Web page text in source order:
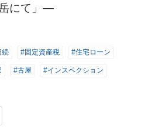
にて」―
続 #固定資産税 #住宅ローン
#古屋 #インスペクション